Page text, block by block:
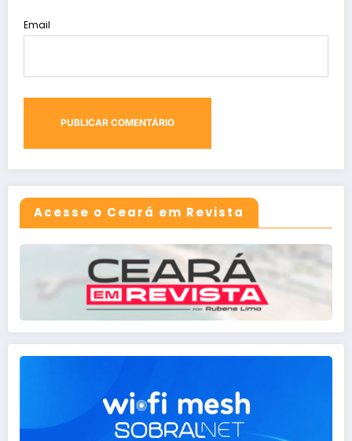
Email
Acesse o Ceará em Revista